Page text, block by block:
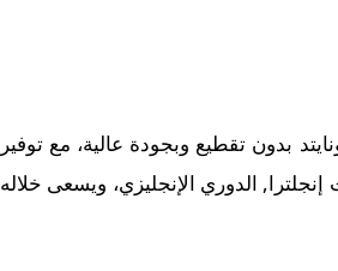
بدون تقطيع وبجودة عالية، مع توفير
الدوري الإنجليزي، ويسعى خلاله